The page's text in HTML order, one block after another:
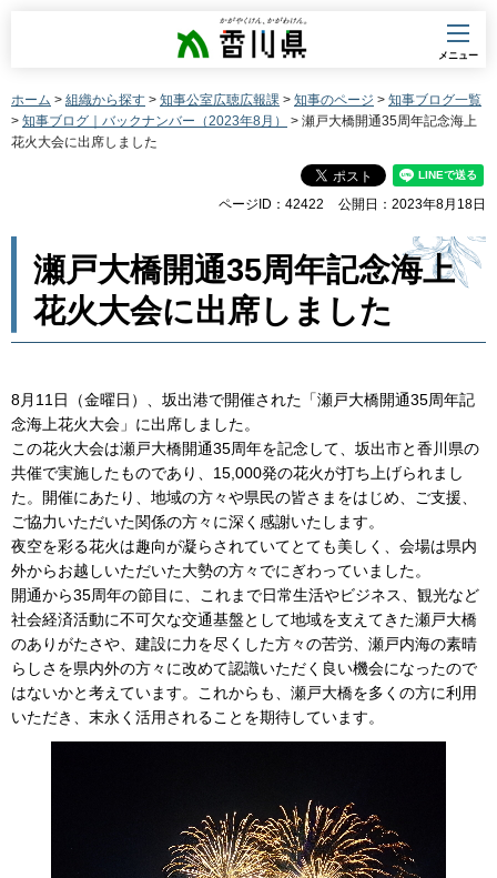
香川県
メニュー
ホーム > 組織から探す > 知事公室広聴広報課 > 知事のページ > 知事ブログ一覧
> 知事ブログ｜バックナンバー（2023年8月）
> 瀬戸大橋開通35周年記念海上
花火大会に出席しました
ページID：42422 公開日：2023年8月18日
瀬戸大橋開通35周年記念海上
花火大会に出席しました
8月11日（金曜日）、坂出港で開催された「瀬戸大橋開通35周年記
念海上花火大会」に出席しました。
この花火大会は瀬戸大橋開通35周年を記念して、坂出市と香川県の
共催で実施したものであり、15,000発の花火が打ち上げられまし
た。開催にあたり、地域の方々や県民の皆さまをはじめ、ご支援、
ご協力いただいた関係の方々に深く感謝いたします。
夜空を彩る花火は趣向が凝らされていてとても美しく、会場は県内
外からお越しいただいた大勢の方々でにぎわっていました。
開通から35周年の節目に、これまで日常生活やビジネス、観光など
社会経済活動に不可欠な交通基盤として地域を支えてきた瀬戸大橋
のありがたさや、建設に力を尽くした方々の苦労、瀬戸内海の素晴
らしさを県内外の方々に改めて認識いただく良い機会になったので
はないかと考えています。これからも、瀬戸大橋を多くの方に利用
いただき、末永く活用されることを期待しています。